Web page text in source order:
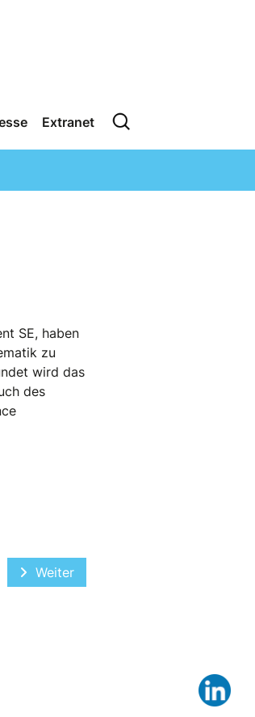
Extranet
SE, haben
zu
wird das
des
Nächster Beitrag: Vorstellung des
Weiter